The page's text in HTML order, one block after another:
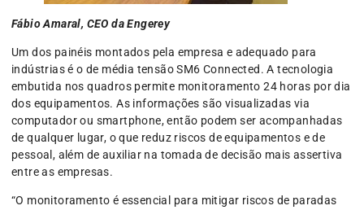
Fábio Amaral, CEO da Engerey
Um dos painéis montados pela empresa e adequado para
indústrias é o de média tensão SM6 Connected. A tecnologia
embutida nos quadros permite monitoramento 24 horas por dia
dos equipamentos. As informações são visualizadas via
computador ou smartphone, então podem ser acompanhadas
de qualquer lugar, o que reduz riscos de equipamentos e de
pessoal, além de auxiliar na tomada de decisão mais assertiva
entre as empresas.
“O monitoramento é essencial para mitigar riscos de paradas